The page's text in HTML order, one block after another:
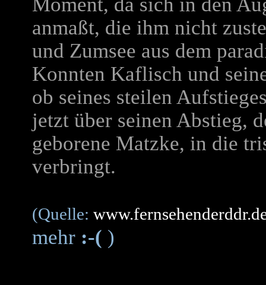
anmaßt, die ihm nicht
und Zumsee aus dem
Konnten Kaflisch und
ob seines steilen
jetzt über seinen Abstieg,
geborene Matzke, in die
verbringt.
(Quelle:
mehr :-( )